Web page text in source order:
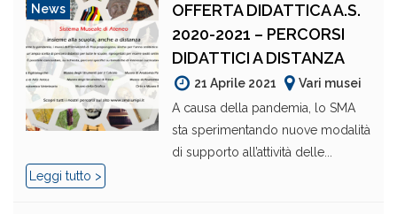
News
OFFERTA DIDATTICA A.S.
2020-2021 – PERCORSI
DIDATTICI A DISTANZA
21 Aprile 2021
Vari musei
A causa della pandemia, lo SMA
sta sperimentando nuove modalità
di supporto all’attività delle...
Leggi tutto >